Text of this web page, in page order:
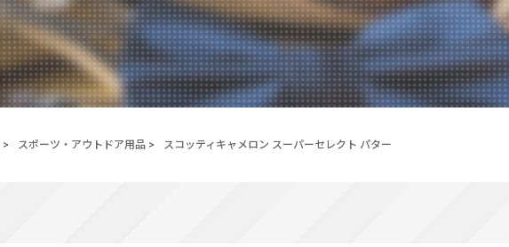
> スポーツ・アウトドア用品> スコッティキャメロン スーパーセレクト パター